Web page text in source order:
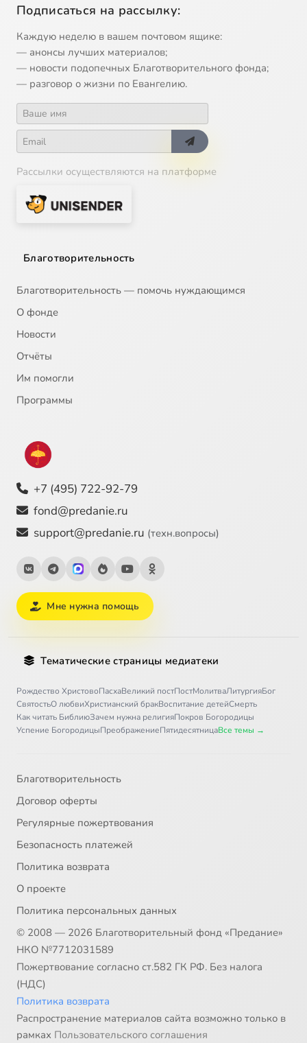
Подписаться на рассылку:
Каждую неделю в вашем почтовом ящике:
— анонсы лучших материалов;
— новости подопечных Благотворительного фонда;
— разговор о жизни по Евангелию.
Рассылки осуществляются на платформе
Благотворительность
Благотворительность — помочь нуждающимся
О фонде
Новости
Отчёты
Им помогли
Программы
+7 (495) 722-92-79
fond@predanie.ru
support@predanie.ru (техн.вопросы)
Мне нужна помощь
Тематические страницы медиатеки
Рождество ХристовоПасхаВеликий постПостМолитваЛитургияБог
СвятостьО любвиХристианский бракВоспитание детейСмерть
Как читать БиблиюЗачем нужна религияПокров Богородицы
Успение БогородицыПреображениеПятидесятницаВсе темы →
Благотворительность
Договор оферты
Регулярные пожертвования
Безопасность платежей
Политика возврата
О проекте
Политика персональных данных
© 2008 — 2026 Благотворительный фонд «Предание»
НКО №7712031589
Пожертвование согласно ст.582 ГК РФ. Без налога
(НДС)
Политика возврата
Распространение материалов сайта возможно только в
рамках Пользовательского соглашения